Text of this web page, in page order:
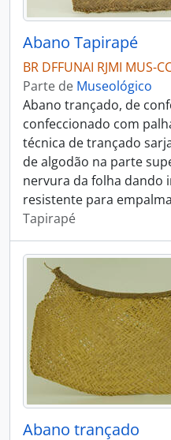
Abano Tapirapé
BR DFFUNAI RJMI MUS-
Parte de Museológico
Abano trançado, de
confeccionado com
técnica de trançado
de algodão na parte
nervura da folha dando
resistente para
Tapirapé
Abano trançado